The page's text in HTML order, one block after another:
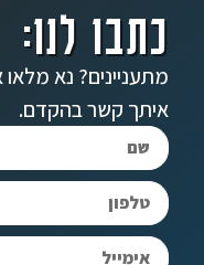
כתבו לנו:
מתעניינים? נא
איתך קשר בהקדם.